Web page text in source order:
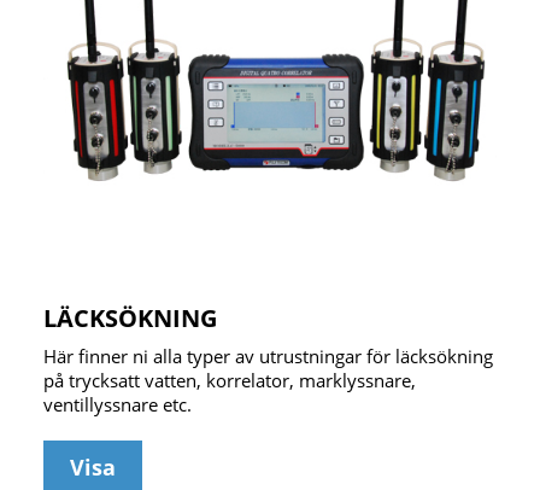
LÄCKSÖKNING
Här finner ni alla typer av utrustningar för läcksökning
på trycksatt vatten, korrelator, marklyssnare,
ventillyssnare etc.
Visa